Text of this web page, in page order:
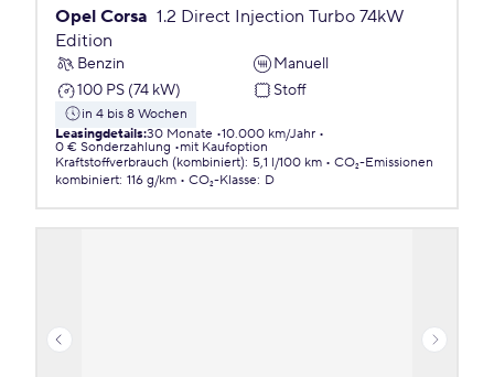
Opel Corsa 1.2 Direct Injection Turbo 74kW
Edition
Benzin
Manuell
100 PS (74 kW)
Stoff
in 4 bis 8 Wochen
Leasingdetails:30 Monate 10.000 km/Jahr
0 € Sonderzahlung
mit Kaufoption
Kraftstoffverbrauch (kombiniert): 5,1 l/100 km
CO₂-Emissionen
kombiniert: 116 g/km CO₂-Klasse: D